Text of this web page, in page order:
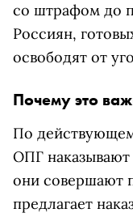
со штрафом до
Россиян,
освободят от
Почему это
По
ОПГ наказывают
они совершают
предлагает